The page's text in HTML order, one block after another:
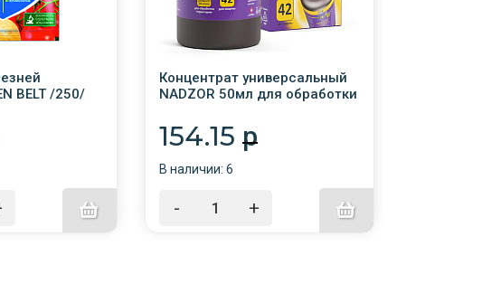
BELT /250/
Концентрат универсальный
NADZOR 50мл для обработки
насекомых /30/
154.15 p
В наличии: 6
- +